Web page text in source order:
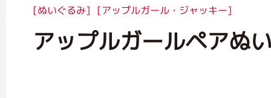
[ぬいぐるみ] [アップルガール・ジャッキー]
アップルガールペアぬ
絵本・作家紹介